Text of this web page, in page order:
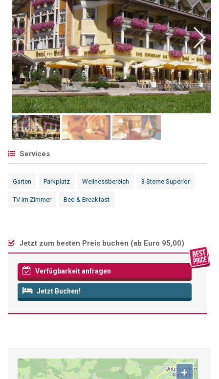
Services
Garten Parkplatz Wellnessbereich 3 Sterne Superior
TV im Zimmer Bed & Breakfast
Jetzt zum besten Preis buchen (ab Euro 95,00)
Verfügbarkeit anfragen
Jetzt Buchen!
+